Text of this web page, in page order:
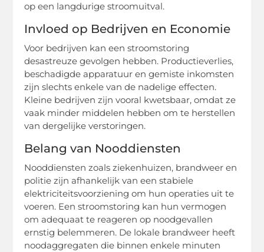
op een langdurige stroomuitval.
Invloed op Bedrijven en Economie
Voor bedrijven kan een stroomstoring
desastreuze gevolgen hebben. Productieverlies,
beschadigde apparatuur en gemiste inkomsten
zijn slechts enkele van de nadelige effecten.
Kleine bedrijven zijn vooral kwetsbaar, omdat ze
vaak minder middelen hebben om te herstellen
van dergelijke verstoringen.
Belang van Nooddiensten
Nooddiensten zoals ziekenhuizen, brandweer en
politie zijn afhankelijk van een stabiele
elektriciteitsvoorziening om hun operaties uit te
voeren. Een stroomstoring kan hun vermogen
om adequaat te reageren op noodgevallen
ernstig belemmeren. De lokale brandweer heeft
noodaggregaten die binnen enkele minuten